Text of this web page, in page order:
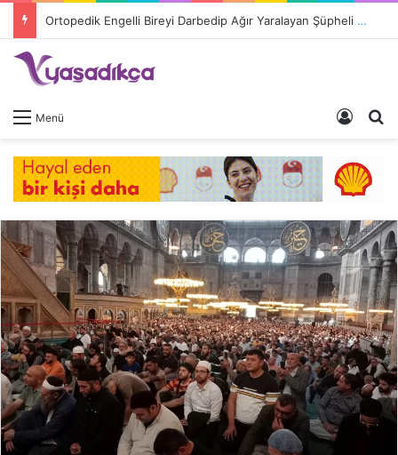
Ortopedik Engelli Bireyi Darbedip Ağır Yaralayan Şüpheli Tutuklandı
Menü Giriş